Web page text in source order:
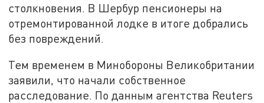
столкновения. В Шербур пенсионеры на
отремонтированной лодке в итоге добрались
без повреждений.
Тем временем в Минобороны Великобритании
заявили, что начали собственное
расследование. По данным агентства Reuters